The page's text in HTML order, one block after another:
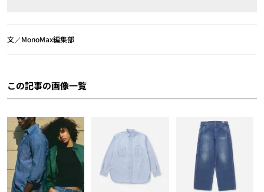
文／MonoMax編集部
この記事の画像一覧